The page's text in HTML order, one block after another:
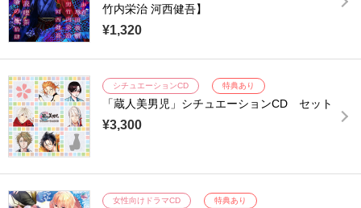
竹内栄治 河西健吾】
¥1,320
シチュエーションCD 特典あり
「蔵人美男児」シチュエーションCD セット
¥3,300
女性向けドラマCD 特典あり